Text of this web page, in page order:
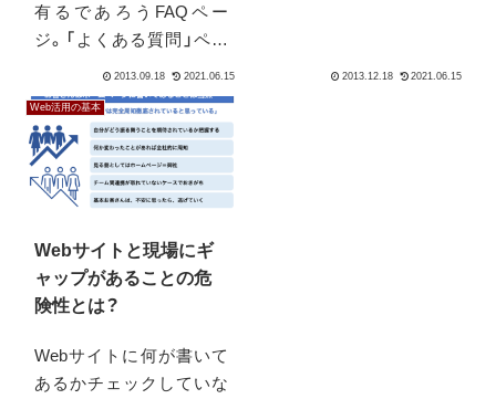
有るであろうFAQペー
ジ。「よくある質問」ペー
るかもしれません。今ま
で問い合わせがよくあっ
たような質問について、回
答が並んでいるのが一般
的な形式です。しかし、
当にそれでい...
探すのは至難の業、自分で
Web活用の基本
Webサイトと現場にギ
ャップがあることの危
険性とは？
Webサイトに何が書いて
あるかチェックしていな